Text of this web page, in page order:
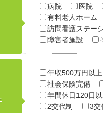
病院 医院
有料老人ホーム
訪問看護ステー
障害者施設
年収500万円以上
社会保険完備
年間休日120日以
2交代制
3交